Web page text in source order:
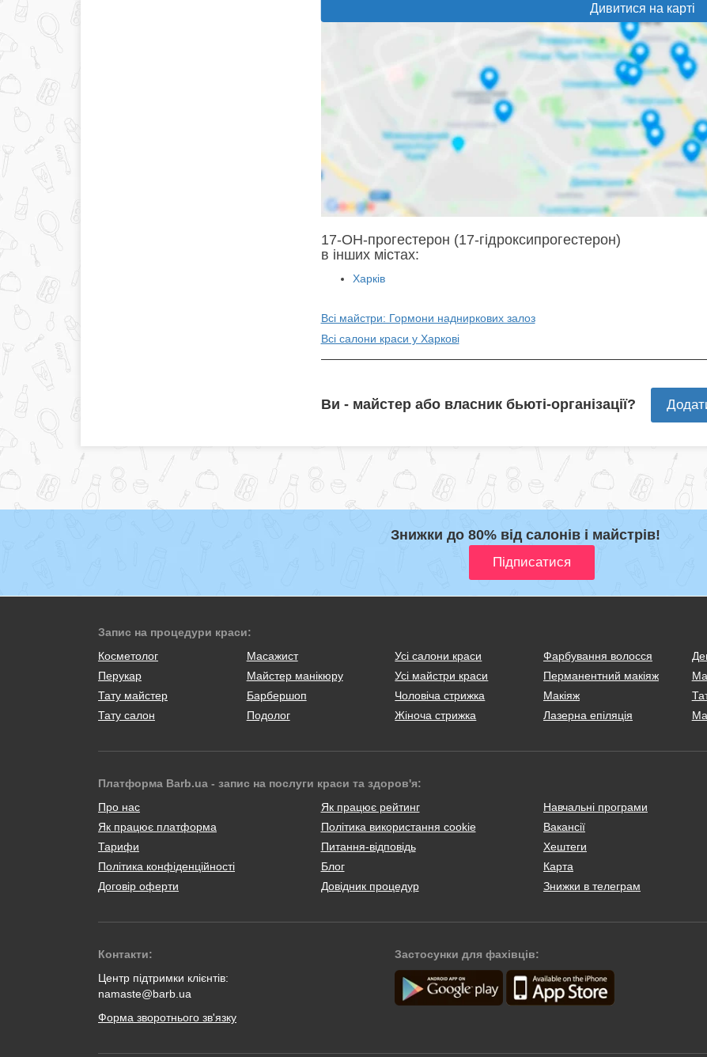
Дивитися на карті
17-ОН-прогестерон (17-гідроксипрогестерон)
в інших містах:
Харків
Всі майстри: Гормони надниркових залоз
Всі салони краси у Харкові
Ви - майстер або власник бьюті-організації?
Знижки до 80% від салонів і майстрів!
Запис на процедури краси:
Косметолог
Масажист
Перукар
Майстер манікюру
Тату майстер
Барбершоп
Тату салон
Подолог
Усі салони краси
Усі майстри краси
Чоловіча стрижка
Жіноча стрижка
Фарбування волосся
Перманентний макіяж
Макіяж
Лазерна епіляція
Платформа Barb.ua - запис на послуги краси та здоров'я:
Про нас
Як працює платформа
Тарифи
Політика конфіденційності
Договір оферти
Як працює рейтинг
Політика використання cookie
Питання-відповідь
Блог
Довідник процедур
Навчальні програми
Вакансії
Хештеги
Карта
Знижки в телеграм
Контакти:
Центр підтримки клієнтів:
namaste@barb.ua
Форма зворотнього зв'язку
Застосунки для фахівців: